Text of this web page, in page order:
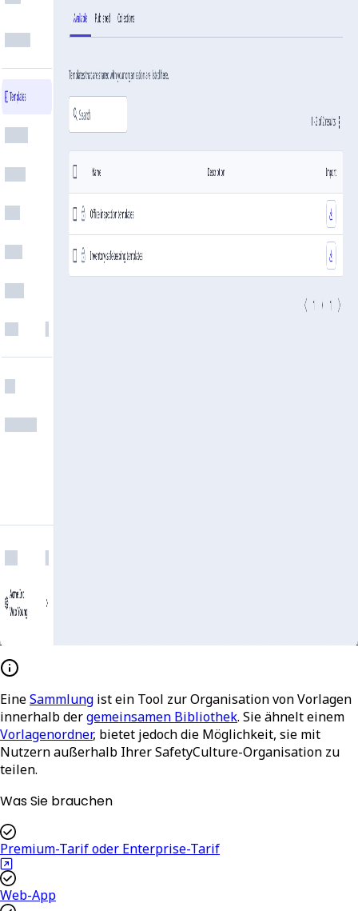
EineSammlung ist ein Tool zur Organisation von Vorlagen
innerhalb dergemeinsamen Bibliothek. Sie ähnelt einem
Vorlagenordner, bietet jedoch die Möglichkeit, sie mit
Nutzern außerhalb Ihrer SafetyCulture-Organisation zu
teilen.
Was Sie brauchen
Premium-Tarif oder Enterprise-Tarif
Web-App